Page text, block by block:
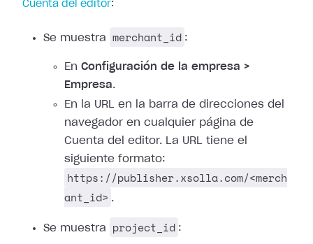
Cuenta del editor:
Se muestra merchant_id :
En Configuración de la empresa >
Empresa.
En la URL en la barra de direcciones del
navegador en cualquier página de
Cuenta del editor. La URL tiene el
siguiente formato:
https://publisher.xsolla.com/<merch
ant_id> .
Se muestra project_id :